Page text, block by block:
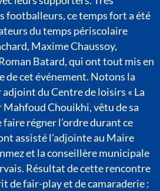
footballeurs, ce temps fort a été
du temps périscolaire
Maxime Chaussoy,
Batard, qui ont tout mis en
cet événement. Notons la
du Centre de loisirs « La
Chouikhi, vêtu de sa
régner l’ordre durant ce
assisté l’adjointe au Maire
et la conseillère municipale
Résultat de cette rencontre
de fair-play et de camaraderie :